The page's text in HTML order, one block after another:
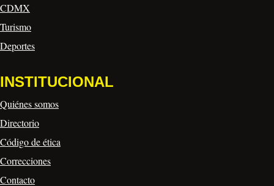
CDMX
Turismo
Deportes
INSTITUCIONAL
Quiénes somos
Directorio
Código de ética
Correcciones
Contacto